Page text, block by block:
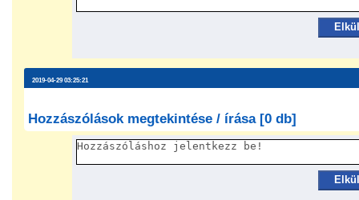
2019-04-29 03:25:21
Hozzászólások megtekintése / írása [0 db]